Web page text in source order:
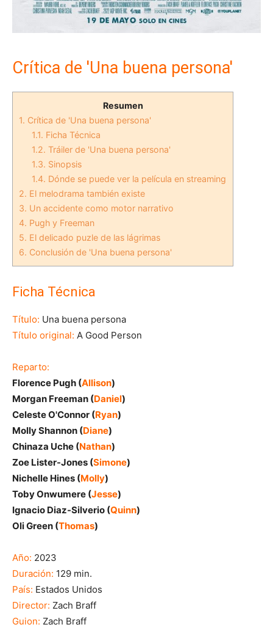
Crítica de 'Una buena persona'
Resumen
1. Crítica de 'Una buena persona'
1.1. Ficha Técnica
1.2. Tráiler de 'Una buena persona'
1.3. Sinopsis
1.4. Dónde se puede ver la película en streaming
2. El melodrama también existe
3. Un accidente como motor narrativo
4. Pugh y Freeman
5. El delicado puzle de las lágrimas
6. Conclusión de 'Una buena persona'
Ficha Técnica
Título: Una buena persona
Título original: A Good Person
Reparto:
Florence Pugh (Allison)
Morgan Freeman (Daniel)
Celeste O'Connor (Ryan)
Molly Shannon (Diane)
Chinaza Uche (Nathan)
Zoe Lister-Jones (Simone)
Nichelle Hines (Molly)
Toby Onwumere (Jesse)
Ignacio Diaz-Silverio (Quinn)
Oli Green (Thomas)
Año: 2023
Duración: 129 min.
País: Estados Unidos
Director: Zach Braff
Guion: Zach Braff